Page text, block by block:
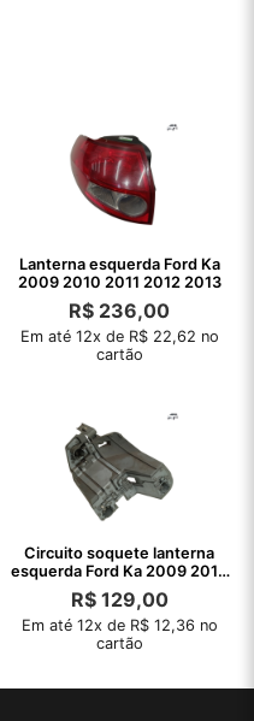
Lanterna esquerda Ford Ka
2009 2010 2011 2012 2013
R$ 236,00
Em até 12x de R$ 22,62 no
cartão
Circuito soquete lanterna
esquerda Ford Ka 2009 2010
2011 12
R$129,00
Em até 12x de R$ 12,36 no
cartão